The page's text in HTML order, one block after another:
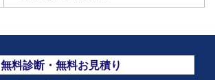
無料診断・無料お見積り